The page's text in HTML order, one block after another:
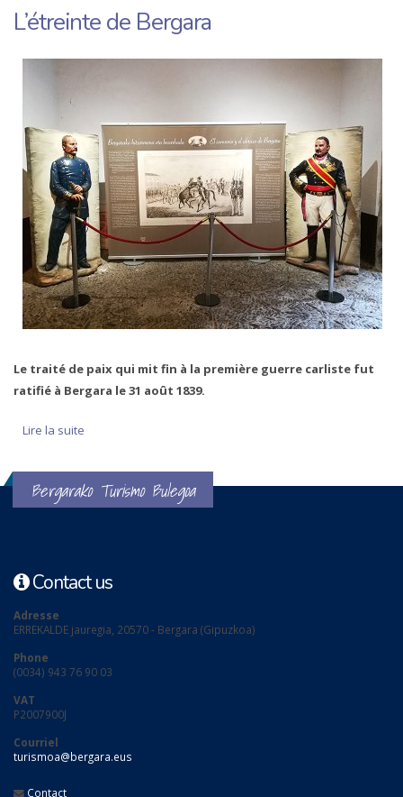
L’étreinte de Bergara
Le traité de paix qui mit fin à la première guerre carliste fut
ratifié à Bergara le 31 août 1839.
Lire la suite
Bergarako Turismo Bulegoa
Contact us
Adresse
ERREKALDE jauregia, 20570 - Bergara (Gipuzkoa)
Phone
(0034) 943 76 90 03
VAT
P2007900J
Courriel
turismoa@bergara.eus
Contact